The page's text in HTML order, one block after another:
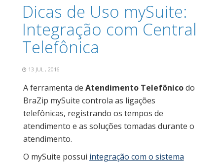
Dicas de Uso mySuite:
Integração com Central
Telefônica
13 JUL , 2016
A ferramenta de Atendimento Telefônicodo
BraZip mySuite controla as ligações
telefônicas, registrando os tempos de
atendimento e as soluções tomadas durante o
atendimento.
O mySuite possui integração com o sistema